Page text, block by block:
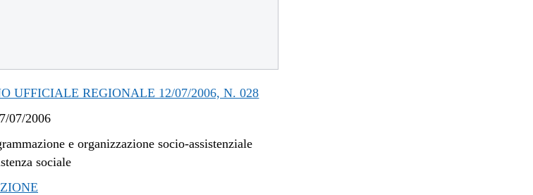
UFFICIALE REGIONALE 12/07/2006, N. 028
07/2006
e organizzazione socio-assistenziale
sociale